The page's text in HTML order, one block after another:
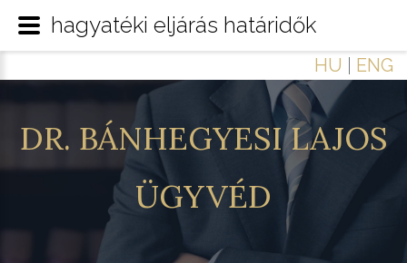
HU ENG
DR. BÁNHEGYESI LAJOS
ÜGYVÉD
hagyatéki eljárás határidők